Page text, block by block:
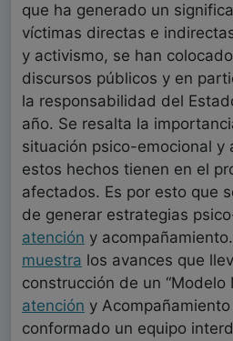
que ha generado un
víctimas directas e
y activismo, se han
discursos públicos y en
la responsabilidad del
año. Se resalta la
situación psico-emocional y
estos hechos tienen en el
afectados. Es por esto que
de generar estrategias
atención y
muestra los avances que
construcción de un “Modelo
atención y Acompañamiento
conformado un equipo